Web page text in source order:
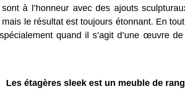
à l’honneur avec des ajouts
le résultat est toujours étonnant. En
quand il s’agit d’une œuvre de
Les étagères sleek est un meuble de